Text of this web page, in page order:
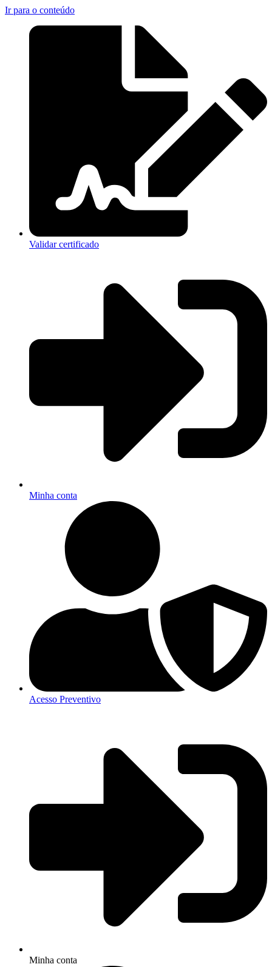
Ir para o conteúdo
Validar certificado
Minha conta
Acesso Preventivo
Minha conta